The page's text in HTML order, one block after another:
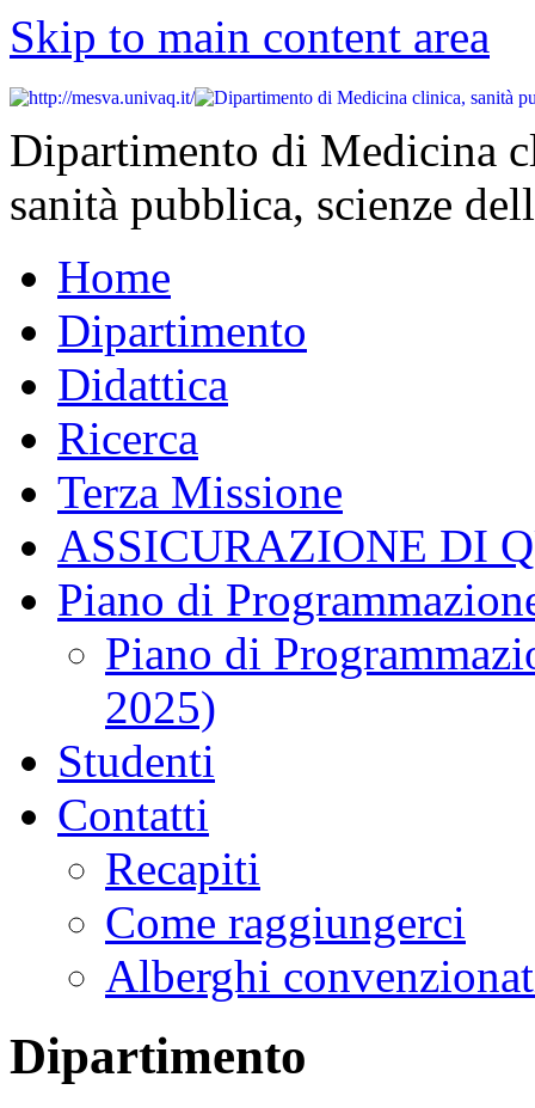
Skip to main content area
Dipartimento di Medicina
sanità pubblica, scienze
Home
Dipartimento
Didattica
Ricerca
Terza Missione
ASSICURAZIONE DI
Piano di
Piano di
2025)
Studenti
Contatti
Recapiti
Come raggiungerci
Alberghi
Dipartimento